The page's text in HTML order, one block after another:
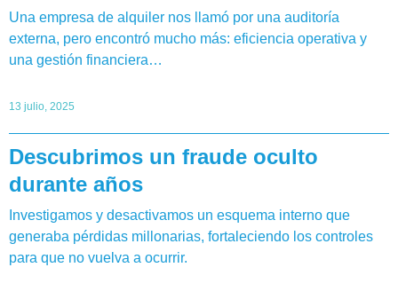
Una empresa de alquiler nos llamó por una auditoría
externa, pero encontró mucho más: eficiencia operativa y
una gestión financiera…
13 julio, 2025
Descubrimos un fraude oculto
durante años
Investigamos y desactivamos un esquema interno que
generaba pérdidas millonarias, fortaleciendo los controles
para que no vuelva a ocurrir.